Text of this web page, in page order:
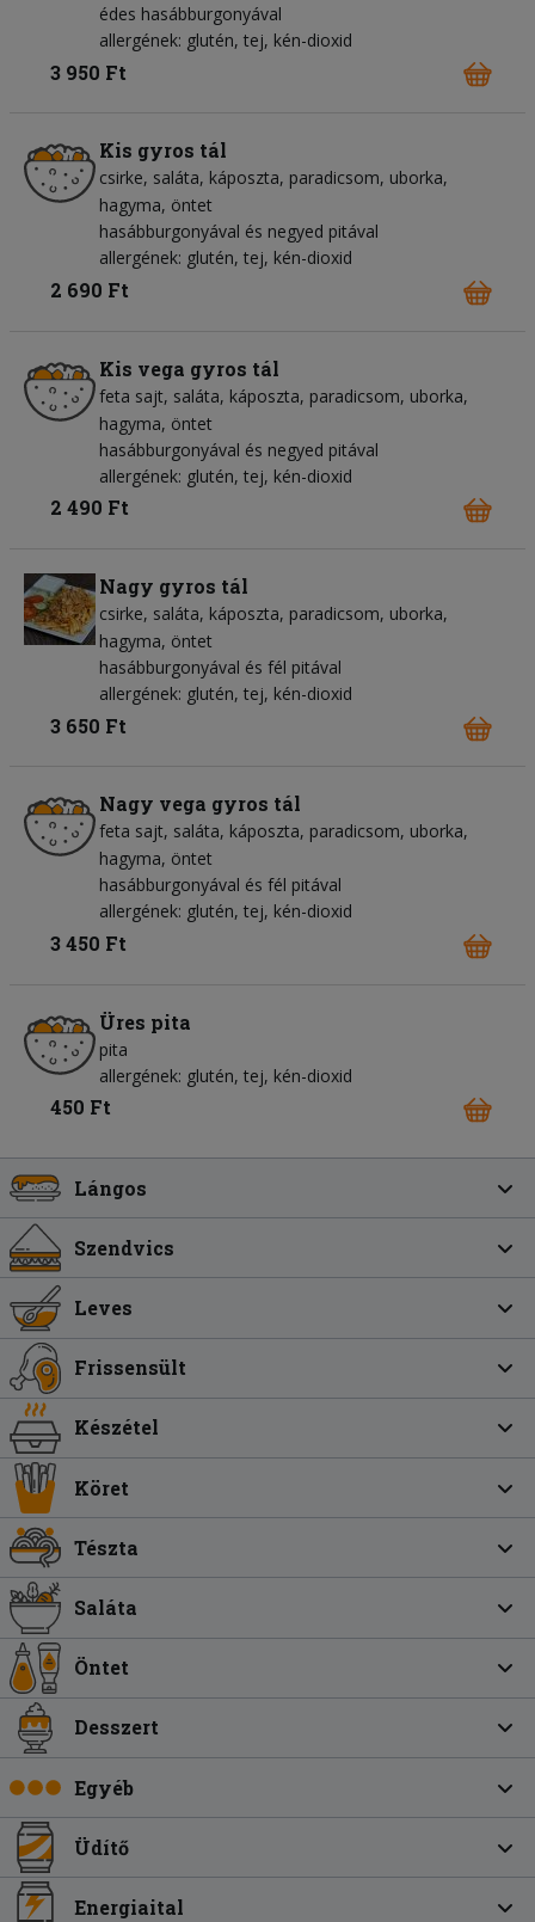
édes hasábburgonyával
allergének: glutén, tej, kén-dioxid
3 950 Ft
Kis gyros tál
csirke saláta káposzta paradicsom uborka
hagyma öntet
hasábburgonyával és negyed pitával
allergének: glutén, tej, kén-dioxid
2 690 Ft
Kis vega gyros tál
feta sajt saláta káposzta paradicsom uborka
hagyma öntet
hasábburgonyával és negyed pitával
allergének: glutén, tej, kén-dioxid
2 490 Ft
Nagy gyros tál
csirke saláta káposzta paradicsom uborka
hagyma öntet
hasábburgonyával és fél pitával
allergének: glutén, tej, kén-dioxid
3 650 Ft
Nagy vega gyros tál
feta sajt saláta káposzta paradicsom uborka
hagyma öntet
hasábburgonyával és fél pitával
allergének: glutén, tej, kén-dioxid
3 450 Ft
Üres pita
pita
allergének: glutén, tej, kén-dioxid
450 Ft
Lángos
Szendvics
Leves
Frissensült
Készétel
Köret
Tészta
Saláta
Öntet
Desszert
Egyéb
Üdítő
Energiaital